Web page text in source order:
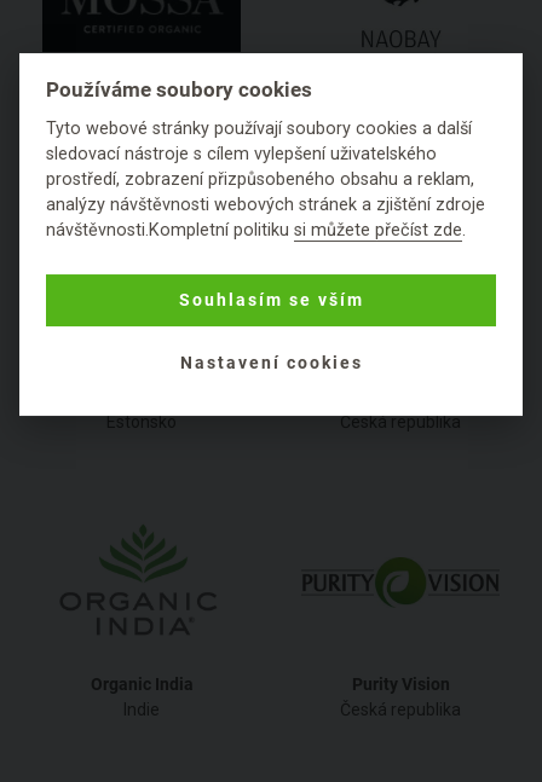
Lotyšsko
Španělsko
Estonsko
Česká republika
Organic India
Indie
Purity Vision
Česká republika
Používáme soubory cookies
Tyto webové stránky používají soubory cookies a další
sledovací nástroje s cílem vylepšení uživatelského
prostředí, zobrazení přizpůsobeného obsahu a reklam,
analýzy návštěvnosti webových stránek a zjištění zdroje
návštěvnosti.Kompletní politikusi můžete přečíst zde.
Souhlasím se vším
Nastavení cookies